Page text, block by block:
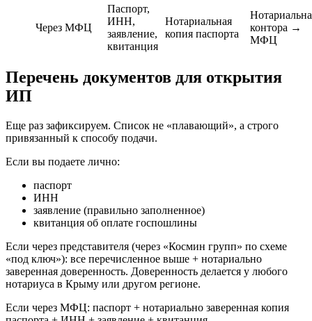
Через МФЦ
Паспорт,
ИНН,
заявление,
квитанция
Нотариальная
копия паспорта
контора →
МФЦ
Перечень документов для открытия
ИП
Еще раз зафиксируем. Список не «плавающий», а строго
привязанный к способу подачи.
Если вы подаете лично:
паспорт
ИНН
заявление (правильно заполненное)
квитанция об оплате госпошлины
Если через представителя (через «Космин групп» по схеме
«под ключ»): все перечисленное выше + нотариально
заверенная доверенность. Доверенность делается у любого
нотариуса в Крыму или другом регионе.
Если через МФЦ: паспорт + нотариально заверенная копия